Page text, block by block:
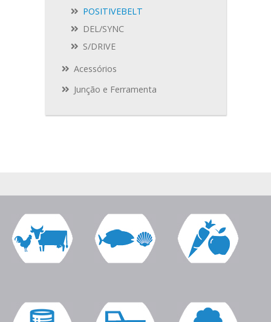
POSITIVEBELT
DEL/SYNC
S/DRIVE
Acessórios
Junção e Ferramenta